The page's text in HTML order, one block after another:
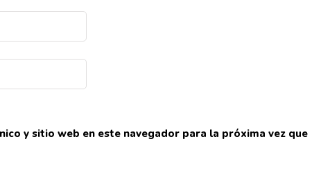
y sitio web en este navegador para la próxima vez que